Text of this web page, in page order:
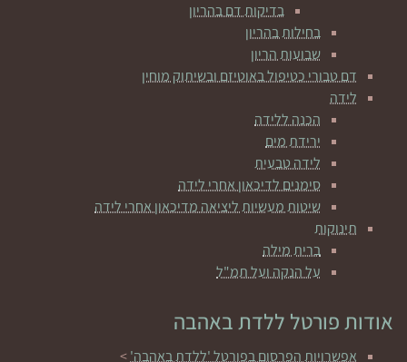
בדיקות דם בהריון
בחילות בהריון
שבועות הריון
דם טבורי כטיפול באוטיזם ובשיתוק מוחין
לידה
הכנה ללידה
ירידת מים
לידה טבעית
סימנים לדיכאון אחרי לידה
שיטות מעשיות ליציאה מדיכאון אחרי לידה
תינוקות
ברית מילה
על הנקה ועל תמ"ל
אודות פורטל ללדת באהבה
אפשרויות הפרסום בפורטל 'ללדת באהבה'>